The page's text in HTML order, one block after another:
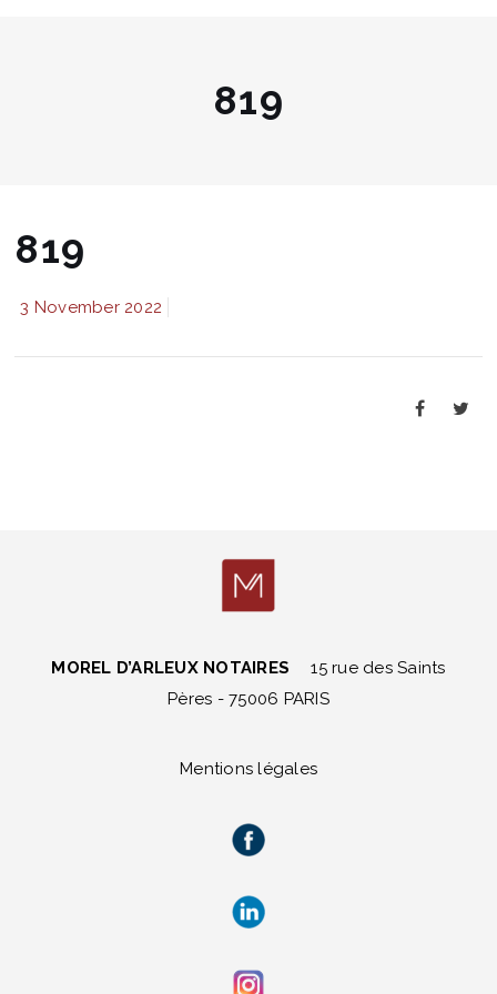
819
819
3 November 2022
MOREL D’ARLEUX NOTAIRES
15 rue des Saints
Pères - 75006 PARIS
Mentions légales